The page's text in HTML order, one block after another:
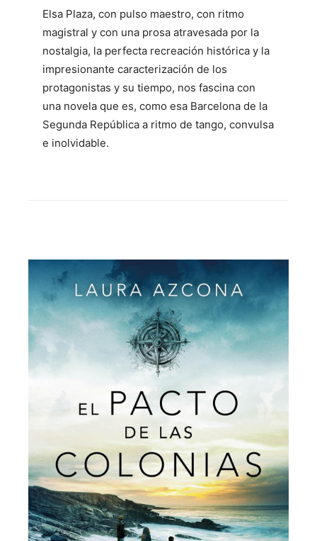
Elsa Plaza, con pulso maestro, con ritmo
magistral y con una prosa atravesada por la
nostalgia, la perfecta recreación histórica y la
impresionante caracterización de los
protagonistas y su tiempo, nos fascina con
una novela que es, como esa Barcelona de la
Segunda República a ritmo de tango, convulsa
e inolvidable.